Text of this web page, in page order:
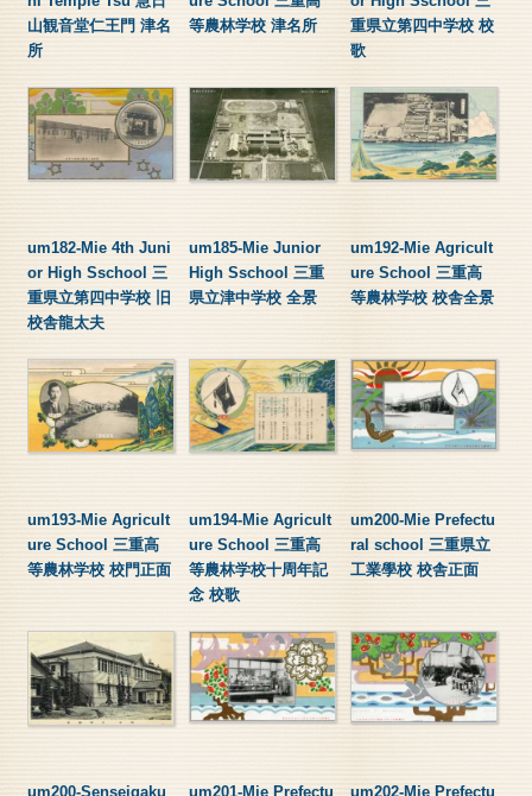
山観音堂仁王門 津名
所
等農林学校 津名所
重県立第四中学校 校
歌
um182-Mie 4th Juni
or High Sschool 三
重県立第四中学校 旧
校舎龍太夫
um185-Mie Junior
High Sschool 三重
県立津中学校 全景
um192-Mie Agricult
ure School 三重高
等農林学校 校舎全景
um193-Mie Agricult
ure School 三重高
等農林学校 校門正面
um194-Mie Agricult
ure School 三重高
等農林学校十周年記
念 校歌
um200-Mie Prefectu
ral school 三重県立
工業學校 校舎正面
um200-Senseigaku um201-Mie Prefectu um202-Mie Prefectu